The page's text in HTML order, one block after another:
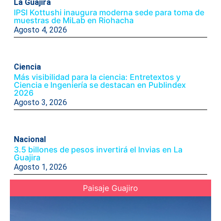
La Guajira
IPSI Kottushi inaugura moderna sede para toma de
muestras de MiLab en Riohacha
Agosto 4, 2026
Ciencia
Más visibilidad para la ciencia: Entretextos y
Ciencia e Ingeniería se destacan en Publindex
2026
Agosto 3, 2026
Nacional
3.5 billones de pesos invertirá el Invias en La
Guajira
Agosto 1, 2026
Paisaje Guajiro